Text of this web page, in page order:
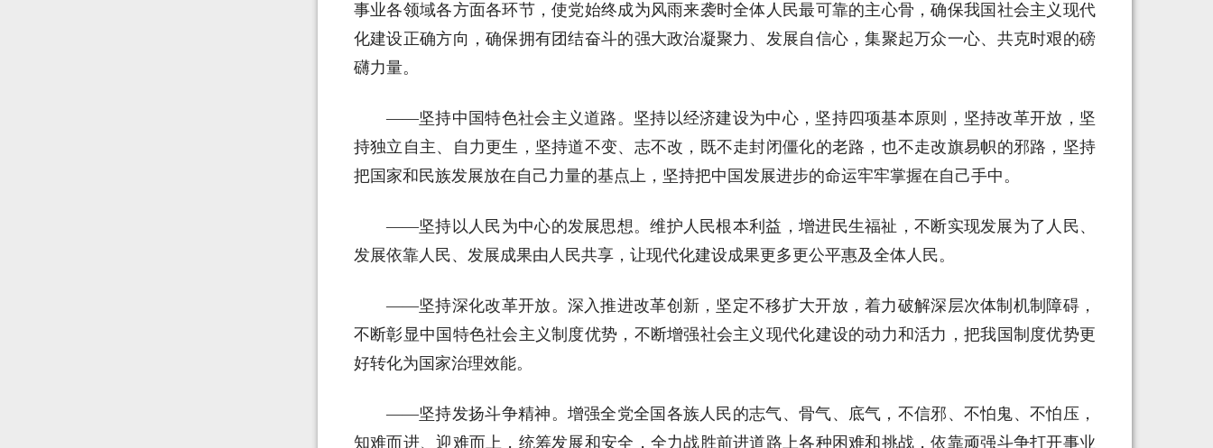
事业各领域各方面各环节，使党始终成为风雨来袭时全体人民最可靠的主心骨，确保我国社会主义现代
化建设正确方向，确保拥有团结奋斗的强大政治凝聚力、发展自信心，集聚起万众一心、共克时艰的磅
礴力量。
——坚持中国特色社会主义道路。坚持以经济建设为中心，坚持四项基本原则，坚持改革开放，坚
持独立自主、自力更生，坚持道不变、志不改，既不走封闭僵化的老路，也不走改旗易帜的邪路，坚持
把国家和民族发展放在自己力量的基点上，坚持把中国发展进步的命运牢牢掌握在自己手中。
——坚持以人民为中心的发展思想。维护人民根本利益，增进民生福祉，不断实现发展为了人民、
发展依靠人民、发展成果由人民共享，让现代化建设成果更多更公平惠及全体人民。
——坚持深化改革开放。深入推进改革创新，坚定不移扩大开放，着力破解深层次体制机制障碍，
不断彰显中国特色社会主义制度优势，不断增强社会主义现代化建设的动力和活力，把我国制度优势更
好转化为国家治理效能。
——坚持发扬斗争精神。增强全党全国各族人民的志气、骨气、底气，不信邪、不怕鬼、不怕压，
知难而进、迎难而上，统筹发展和安全，全力战胜前进道路上各种困难和挑战，依靠顽强斗争打开事业